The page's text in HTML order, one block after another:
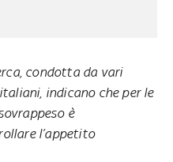
condotta da vari
indicano che per le
è
l’appetito